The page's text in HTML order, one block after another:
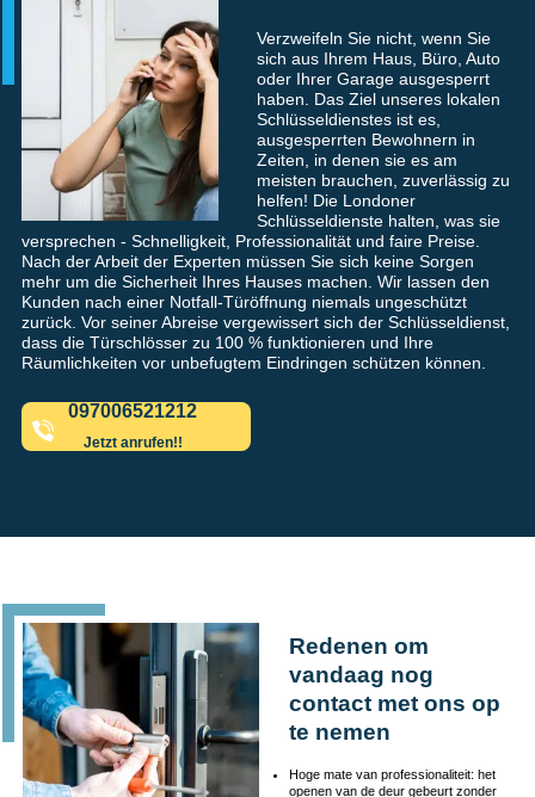
Verzweifeln Sie nicht, wenn Sie
sich aus Ihrem Haus, Büro, Auto
oder Ihrer Garage ausgesperrt
haben. Das Ziel unseres lokalen
Schlüsseldienstes ist es,
ausgesperrten Bewohnern in
Zeiten, in denen sie es am
meisten brauchen, zuverlässig zu
helfen! Die Londoner
Schlüsseldienste halten, was sie
versprechen - Schnelligkeit, Professionalität und faire Preise.
Nach der Arbeit der Experten müssen Sie sich keine Sorgen
mehr um die Sicherheit Ihres Hauses machen. Wir lassen den
Kunden nach einer Notfall-Türöffnung niemals ungeschützt
zurück. Vor seiner Abreise vergewissert sich der Schlüsseldienst,
dass die Türschlösser zu 100 % funktionieren und Ihre
Räumlichkeiten vor unbefugtem Eindringen schützen können.
097006521212
Jetzt anrufen!!
Redenen om
vandaag nog
contact met ons op
te nemen
Hoge mate van professionaliteit: het
openen van de deur gebeurt zonder